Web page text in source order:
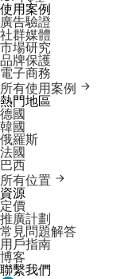
使用案例
廣告驗證
社群媒體
市場研究
品牌保護
電子商務
所有使用案例
熱門地區
德國
韓國
俄羅斯
法國
巴西
所有位置
資源
定價
推廣計劃
常見問題解答
用戶指南
博客
聯繫我們